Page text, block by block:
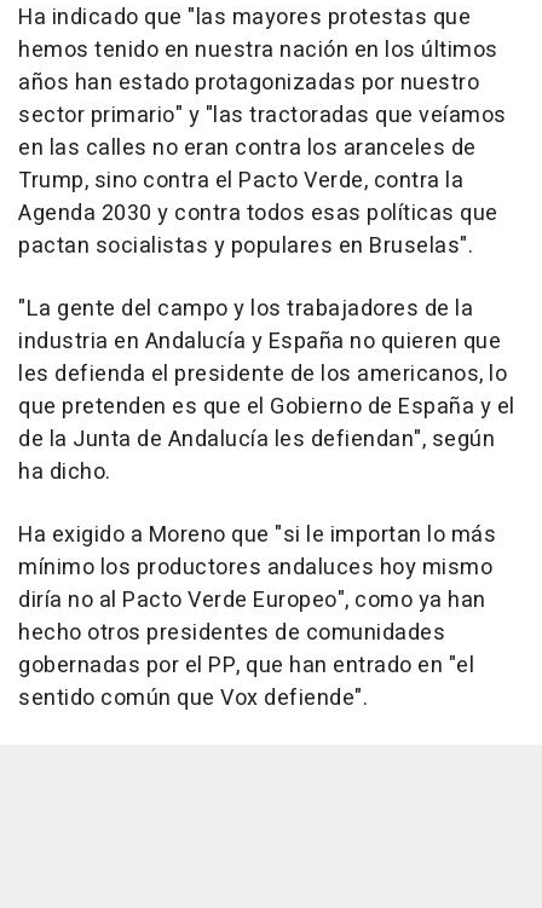
Ha indicado que "las mayores protestas que
hemos tenido en nuestra nación en los últimos
años han estado protagonizadas por nuestro
sector primario" y "las tractoradas que veíamos
en las calles no eran contra los aranceles de
Trump, sino contra el Pacto Verde, contra la
Agenda 2030 y contra todos esas políticas que
pactan socialistas y populares en Bruselas".
"La gente del campo y los trabajadores de la
industria en Andalucía y España no quieren que
les defienda el presidente de los americanos, lo
que pretenden es que el Gobierno de España y el
de la Junta de Andalucía les defiendan", según
ha dicho.
Ha exigido a Moreno que "si le importan lo más
mínimo los productores andaluces hoy mismo
diría no al Pacto Verde Europeo", como ya han
hecho otros presidentes de comunidades
gobernadas por el PP, que han entrado en "el
sentido común que Vox defiende".